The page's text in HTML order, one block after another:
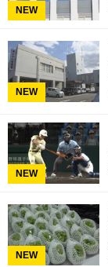
NEW
NEW
NEW
NEW